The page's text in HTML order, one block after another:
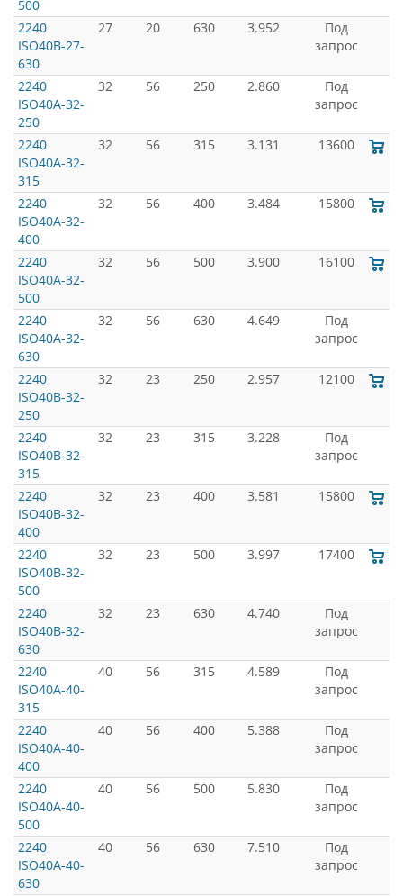
500
2240
ISO40B-27-
630
27 20 630 3.952
Под
запрос
2240
ISO40A-32-
250
32 56 250 2.860
Под
запрос
2240
ISO40A-32-
315
32 56 315 3.131 13600
2240
ISO40A-32-
400
32 56 400 3.484 15800
2240
ISO40A-32-
500
32 56 500 3.900 16100
2240
ISO40A-32-
630
32 56 630 4.649
Под
запрос
2240
ISO40B-32-
250
32 23 250 2.957 12100
2240
ISO40B-32-
315
32 23 315 3.228
Под
запрос
2240
ISO40B-32-
400
32 23 400 3.581 15800
2240
ISO40B-32-
500
32 23 500 3.997 17400
2240
ISO40B-32-
630
32 23 630 4.740
Под
запрос
2240
ISO40A-40-
315
40 56 315 4.589
Под
запрос
2240
ISO40A-40-
400
40 56 400 5.388
Под
запрос
2240
ISO40A-40-
500
40 56 500 5.830
Под
запрос
2240
ISO40A-40-
630
40 56 630 7.510
Под
запрос